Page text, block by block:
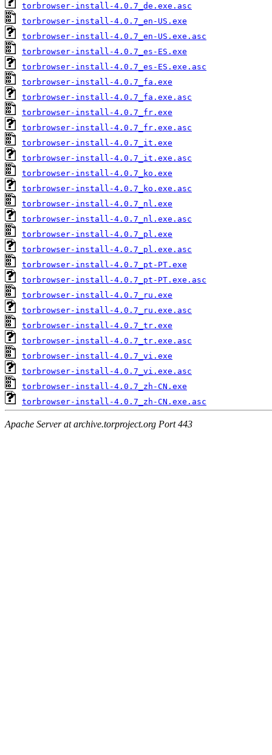
torbrowser-install-4.0.7_de.exe.asc
torbrowser-install-4.0.7_en-US.exe
torbrowser-install-4.0.7_en-US.exe.asc
torbrowser-install-4.0.7_es-ES.exe
torbrowser-install-4.0.7_es-ES.exe.asc
torbrowser-install-4.0.7_fa.exe
torbrowser-install-4.0.7_fa.exe.asc
torbrowser-install-4.0.7_fr.exe
torbrowser-install-4.0.7_fr.exe.asc
torbrowser-install-4.0.7_it.exe
torbrowser-install-4.0.7_it.exe.asc
torbrowser-install-4.0.7_ko.exe
torbrowser-install-4.0.7_ko.exe.asc
torbrowser-install-4.0.7_nl.exe
torbrowser-install-4.0.7_nl.exe.asc
torbrowser-install-4.0.7_pl.exe
torbrowser-install-4.0.7_pl.exe.asc
torbrowser-install-4.0.7_pt-PT.exe
torbrowser-install-4.0.7_pt-PT.exe.asc
torbrowser-install-4.0.7_ru.exe
torbrowser-install-4.0.7_ru.exe.asc
torbrowser-install-4.0.7_tr.exe
torbrowser-install-4.0.7_tr.exe.asc
torbrowser-install-4.0.7_vi.exe
torbrowser-install-4.0.7_vi.exe.asc
torbrowser-install-4.0.7_zh-CN.exe
torbrowser-install-4.0.7_zh-CN.exe.asc
Apache Server at archive.torproject.org Port 443